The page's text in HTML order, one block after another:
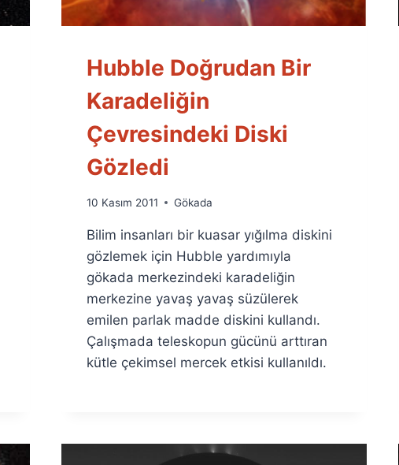
Hubble Doğrudan Bir
Karadeliğin
Çevresindeki Diski
Gözledi
By
Fuat
Özyar
10 Kasım 2011 Gökada
Bilim insanları bir kuasar yığılma diskini
gözlemek için Hubble yardımıyla
gökada merkezindeki karadeliğin
merkezine yavaş yavaş süzülerek
emilen parlak madde diskini kullandı.
Çalışmada teleskopun gücünü arttıran
kütle çekimsel mercek etkisi kullanıldı.